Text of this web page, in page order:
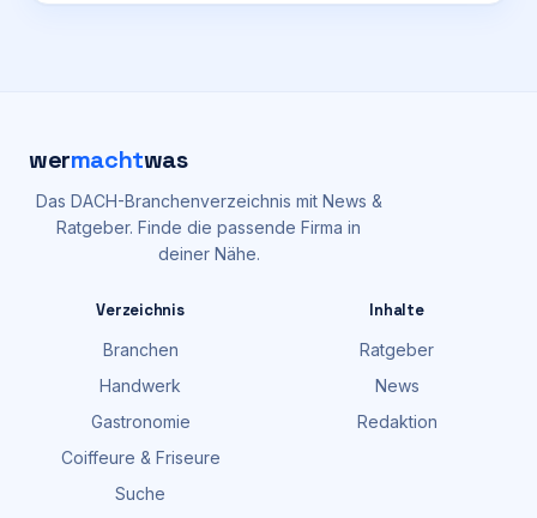
wermachtwas
Das DACH-Branchenverzeichnis mit News &
Ratgeber. Finde die passende Firma in
deiner Nähe.
Verzeichnis
Branchen
Handwerk
Gastronomie
Coiffeure & Friseure
Suche
Inhalte
Ratgeber
News
Redaktion